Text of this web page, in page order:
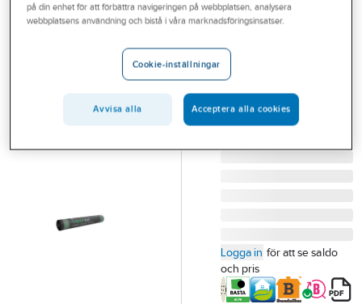
Branscher TECCA
Underlagsduk,
T-Roof EVO
UNDERLAGSTÄCKNING
T-ROOF EVO
25MX1.0M
Artikelnummer:
Logga in för att se saldo
och pris
på din enhet för att förbättra navigeringen på webbplatsen, analysera
webbplatsens användning och bistå i våra marknadsföringsinsatser.
Cookie-inställningar
Avvisa alla Acceptera alla cookies